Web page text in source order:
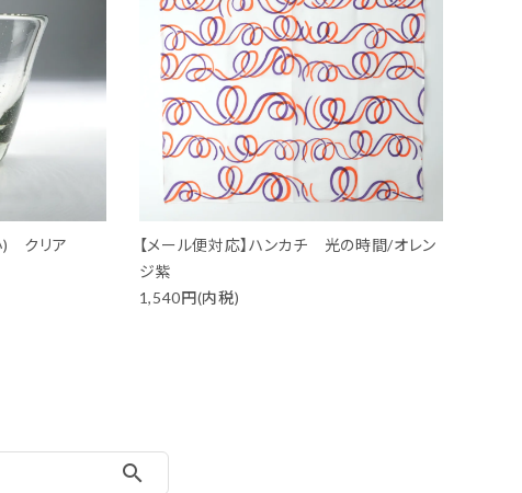
) クリア
【メール便対応】ハンカチ 光の時間/オレン
ジ紫
1,540円(内税)
search